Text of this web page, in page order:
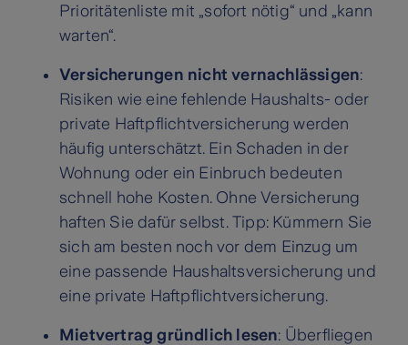
Prioritätenliste mit „sofort nötig“ und „kann
warten“.
Versicherungen nicht vernachlässigen:
Risiken wie eine fehlende Haushalts- oder
private Haftpflichtversicherung werden
häufig unterschätzt. Ein Schaden in der
Wohnung oder ein Einbruch bedeuten
schnell hohe Kosten. Ohne Versicherung
haften Sie dafür selbst. Tipp: Kümmern Sie
sich am besten noch vor dem Einzug um
eine passende Haushaltsversicherung und
eine private Haftpflichtversicherung.
Mietvertrag gründlich lesen: Überfliegen